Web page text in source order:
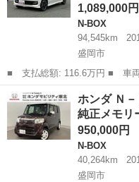
1,089,000円
N-BOX
94,545km
盛岡市
■ 支払総額: 116.6万円 ■ 車両本体価格： 1,089,000 円 ■ メーカ
ー名： ホンダ ■ 車種名：
名： Ｇ Ｌ ターボ ■ 排気
岩手 N-BOX
ホンダ Ｎ
純正メモ
950,000円
N-BOX
40,264km
盛岡市